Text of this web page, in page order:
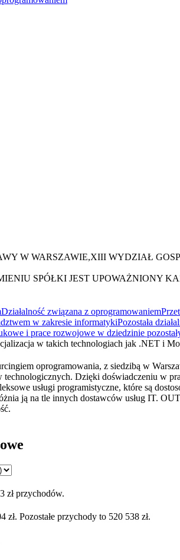
W WARSZAWIE,XIII WYDZIAŁ
SPÓŁKI JEST UPOWAŻNIONY
Działalność związana z oprogramowaniem
w zakresie informatykiPozostała
i prace rozwojowe w dziedzinie
w takich technologiach jak .NET i
oprogramowania, z siedzibą w
technologicznych. Dzięki doświadczeniu w
usługi programistyczne, które są
ją na tle innych dostawców usług IT.
zł przychodów.
zł. Pozostałe przychody to 520 538 zł.